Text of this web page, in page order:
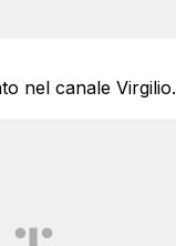
nel canale Virgilio.